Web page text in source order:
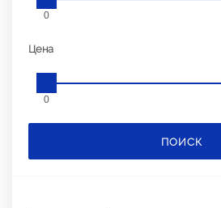
0
Цена
0
ПОИСК